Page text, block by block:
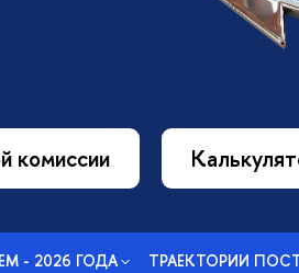
комиссии
- 2026 ГОДА ТРАЕКТОРИИ